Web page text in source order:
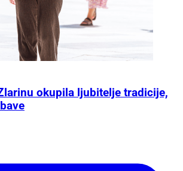
okupila ljubitelje tradicije,